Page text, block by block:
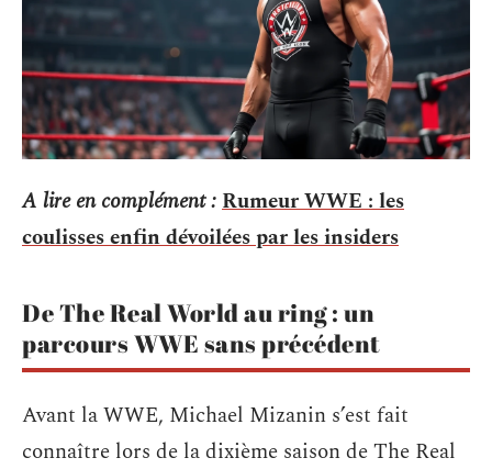
A lire en complément :Rumeur WWE : les
coulisses enfin dévoilées par les insiders
De The Real World au ring : un
parcours WWE sans précédent
Avant la WWE, Michael Mizanin s’est fait
connaître lors de la dixième saison de The Real